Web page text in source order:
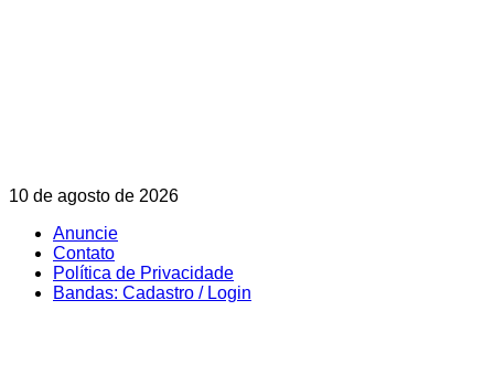
Skip
content
10 de agosto de 2026
Anuncie
Contato
Política de Privacidade
Bandas: Cadastro / Login